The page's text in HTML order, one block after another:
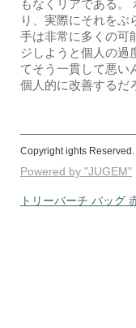
もなくリアである。
り、実際にそれをぶ
手は非常に多くの可
ジしようと個人の過
てそう一貫して悪い
個人的に改善するだ
Copyright ights
Powered by "JUGEM"
トリーバーチ バッグ